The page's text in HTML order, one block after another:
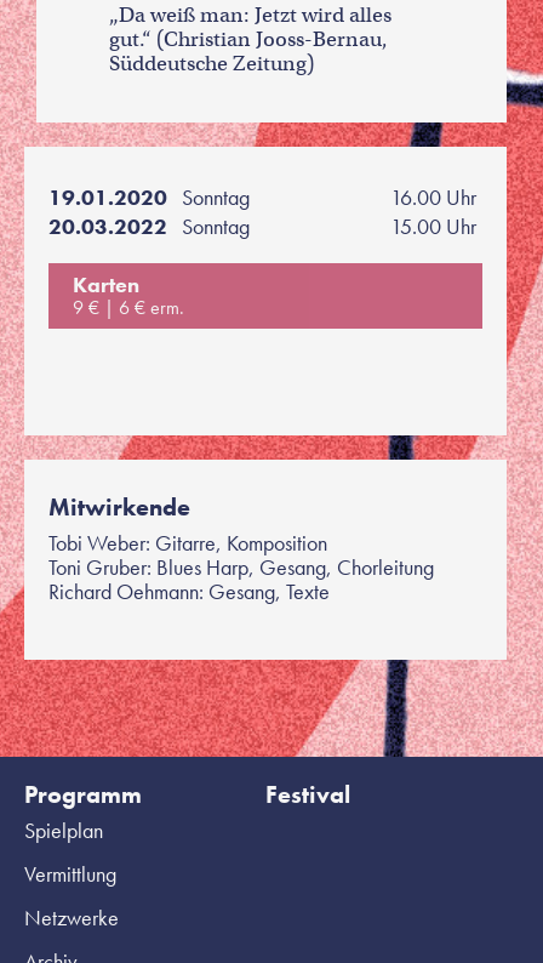
„Da weiß man: Jetzt wird alles
gut.“ (Christian Jooss-Bernau,
Süddeutsche Zeitung)
19.01.2020 Sonntag
16.00 Uhr
20.03.2022
Sonntag 15.00 Uhr
Karten
9 € 6 € erm.
Mitwirkende
Tobi Weber: Gitarre, Komposition
Toni Gruber: Blues Harp, Gesang, Chorleitung
Richard Oehmann: Gesang, Texte
Programm
Spielplan
Vermittlung
Netzwerke
Festival